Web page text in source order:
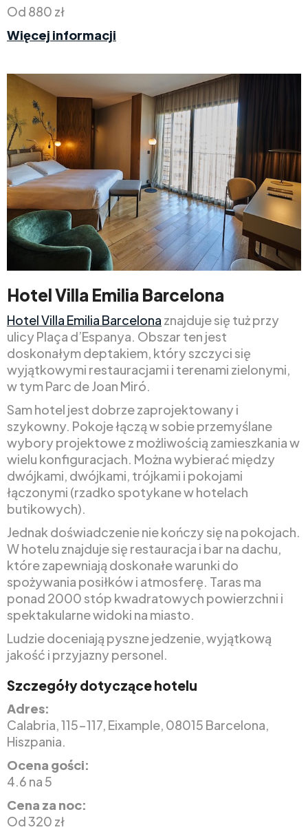
Od 880 zł
Więcej informacji
Hotel Villa Emilia Barcelona
Hotel Villa Emilia Barcelona znajduje się tuż przy
ulicy Plaça d’Espanya. Obszar ten jest
doskonałym deptakiem, który szczyci się
wyjątkowymi restauracjami i terenami zielonymi,
w tym Parc de Joan Miró.
Sam hotel jest dobrze zaprojektowany i
szykowny. Pokoje łączą w sobie przemyślane
wybory projektowe z możliwością zamieszkania w
wielu konfiguracjach. Można wybierać między
dwójkami, dwójkami, trójkami i pokojami
łączonymi (rzadko spotykane w hotelach
butikowych).
Jednak doświadczenie nie kończy się na pokojach.
W hotelu znajduje się restauracja i bar na dachu,
które zapewniają doskonałe warunki do
spożywania posiłków i atmosferę. Taras ma
ponad 2000 stóp kwadratowych powierzchni i
spektakularne widoki na miasto.
Ludzie doceniają pyszne jedzenie, wyjątkową
jakość i przyjazny personel.
Szczegóły dotyczące hotelu
Adres:
Calabria, 115-117, Eixample, 08015 Barcelona,
Hiszpania.
Ocena gości:
4.6 na 5
Cena za noc:
Od 320 zł